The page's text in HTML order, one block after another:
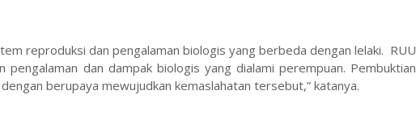
reproduksi dan pengalaman biologis yang berbeda dengan lelaki. RUU
pengalaman dan dampak biologis yang dialami perempuan. Pembuktian
berupaya mewujudkan kemaslahatan tersebut,” katanya.